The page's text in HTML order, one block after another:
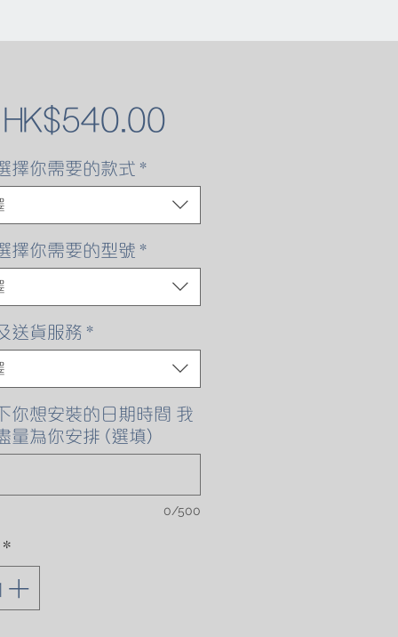
HK$540.00促
價
擇你需要的款式 *
擇你需要的型號 *
送貨服務 *
你想安裝的日期時間 我
量為你安排 (選填)
0/500
*